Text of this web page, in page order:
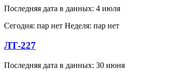
Последняя дата в данных: 4 июля
Сегодня: пар нет Неделя: пар нет
ЛТ-227
Последняя дата в данных: 30 июня